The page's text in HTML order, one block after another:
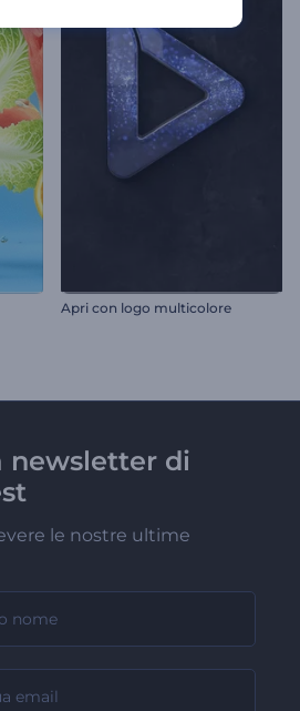
Apri con logo multicolore
newsletter di
le nostre ultime